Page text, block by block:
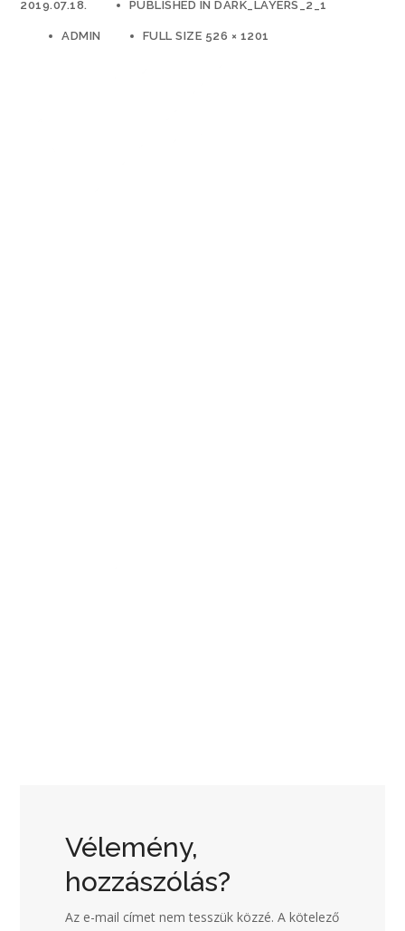
2019.07.18. PUBLISHED INDARK_LAYERS_2_1
ADMIN FULL SIZE 526 × 1201
Vélemény,
hozzászólás?
Az e-mail címet nem tesszük közzé. A kötelező